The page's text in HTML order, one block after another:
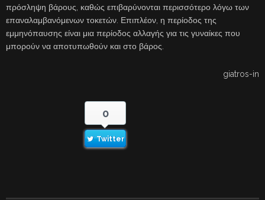
πρόσληψη βάρους, καθώς επιβαρύνονται περισσότερο λόγω των
επαναλαμβανόμενων τοκετών. Επιπλέον, η περίοδος της
εμμηνόπαυσης είναι μια περίοδος αλλαγής για τις γυναίκες που
μπορούν να αποτυπωθούν και στο βάρος.
giatros-in
0
Twitter